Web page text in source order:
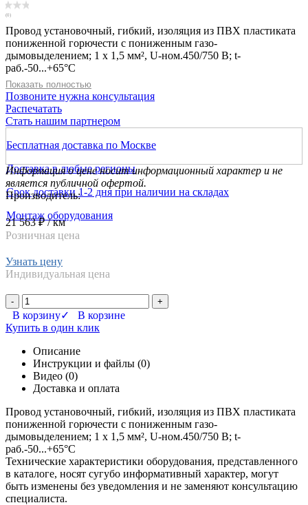
(0)
Провод установочный, гибкий, изоляция из ПВХ пластиката
пониженной горючести с пониженным газо-
дымовыделением; 1 х 1,5 мм², U-ном.450/750 В; t-
раб.-50...+65°С
Показать полностью
Позвоните нужна консультация
Распечатать
Стать нашим партнером
Бесплатная доставка по Москве
Доставка в любые регионы
Срок доставки 1-2 дня при наличии на складах
Монтаж оборудования
Информация о цене носит информационный характер и не
является публичной офертой.
Производитель:
21 563 ₽/ км
Розничная цена
Узнать цену
Индивидуальная цена
- +
В корзину✓ В корзине
Купить в один клик
Описание
Инструкции и файлы (0)
Видео (0)
Доставка и оплата
Провод установочный, гибкий, изоляция из ПВХ пластиката
пониженной горючести с пониженным газо-
дымовыделением; 1 х 1,5 мм², U-ном.450/750 В; t-
раб.-50...+65°С
Технические характеристики оборудования, представленного
в каталоге, носят сугубо информативный характер, могут
быть изменены без уведомления и не заменяют консультацию
специалиста.